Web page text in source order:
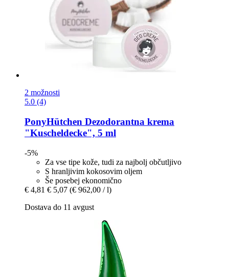
2 možnosti
5.0 (4)
PonyHütchen Dezodorantna krema
"Kuscheldecke", 5 ml
-5%
Za vse tipe kože, tudi za najbolj občutljivo
S hranljivim kokosovim oljem
Še posebej ekonomično
€ 4,81 € 5,07 (€ 962,00 / l)
Dostava do 11 avgust